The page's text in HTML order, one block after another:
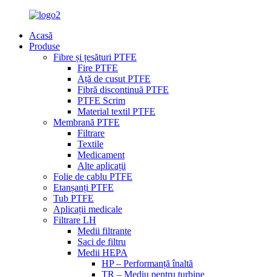
Acasă
Produse
Fibre și țesături PTFE
Fire PTFE
Ață de cusut PTFE
Fibră discontinuă PTFE
PTFE Scrim
Material textil PTFE
Membrană PTFE
Filtrare
Textile
Medicament
Alte aplicații
Folie de cablu PTFE
Etanșanți PTFE
Tub PTFE
Aplicații medicale
Filtrare LH
Medii filtrante
Saci de filtru
Medii HEPA
HP – Performanță înaltă
TR – Mediu pentru turbine